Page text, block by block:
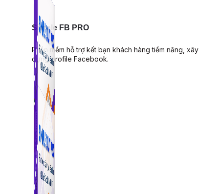
Simple FB PRO
Phần mềm hỗ trợ kết bạn khách hàng tiềm năng, xây
dựng profile Facebook.